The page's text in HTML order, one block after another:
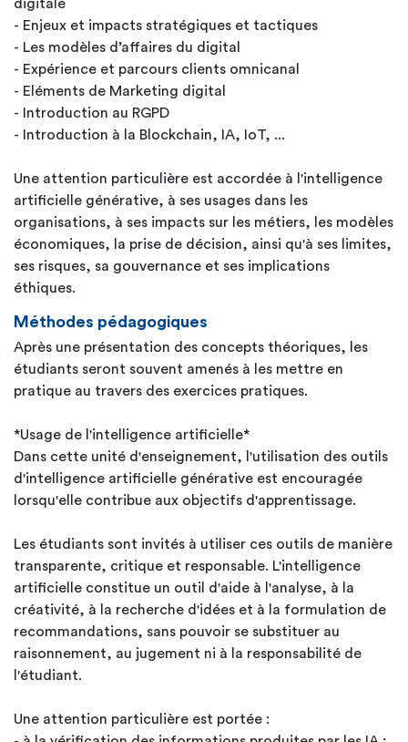
digitale
- Enjeux et impacts stratégiques et tactiques
- Les modèles d’affaires du digital
- Expérience et parcours clients omnicanal
- Eléments de Marketing digital
- Introduction au RGPD
- Introduction à la Blockchain, IA, IoT, ...
Une attention particulière est accordée à l'intelligence
artificielle générative, à ses usages dans les
organisations, à ses impacts sur les métiers, les modèles
économiques, la prise de décision, ainsi qu'à ses limites,
ses risques, sa gouvernance et ses implications
éthiques.
Méthodes pédagogiques
Après une présentation des concepts théoriques, les
étudiants seront souvent amenés à les mettre en
pratique au travers des exercices pratiques.
*Usage de l'intelligence artificielle*
Dans cette unité d'enseignement, l'utilisation des outils
d'intelligence artificielle générative est encouragée
lorsqu'elle contribue aux objectifs d'apprentissage.
Les étudiants sont invités à utiliser ces outils de manière
transparente, critique et responsable. L'intelligence
artificielle constitue un outil d'aide à l'analyse, à la
créativité, à la recherche d'idées et à la formulation de
recommandations, sans pouvoir se substituer au
raisonnement, au jugement ni à la responsabilité de
l'étudiant.
Une attention particulière est portée :